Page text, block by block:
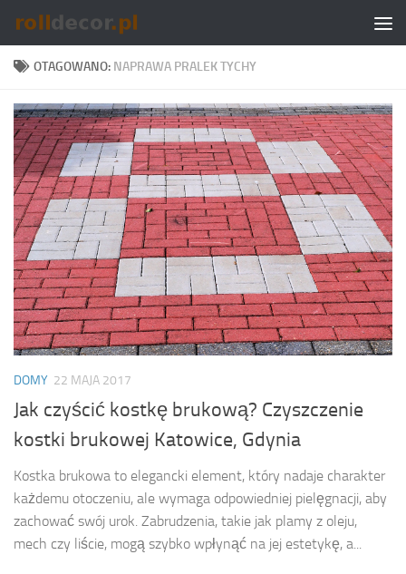
Skip to content
OTAGOWANO: NAPRAWA PRALEK TYCHY
DOMY 22 MAJA 2017
Jak czyścić kostkę brukową? Czyszczenie
kostki brukowej Katowice, Gdynia
Kostka brukowa to elegancki element, który nadaje charakter
każdemu otoczeniu, ale wymaga odpowiedniej pielęgnacji, aby
zachować swój urok. Zabrudzenia, takie jak plamy z oleju,
mech czy liście, mogą szybko wpłynąć na jej estetykę, a...